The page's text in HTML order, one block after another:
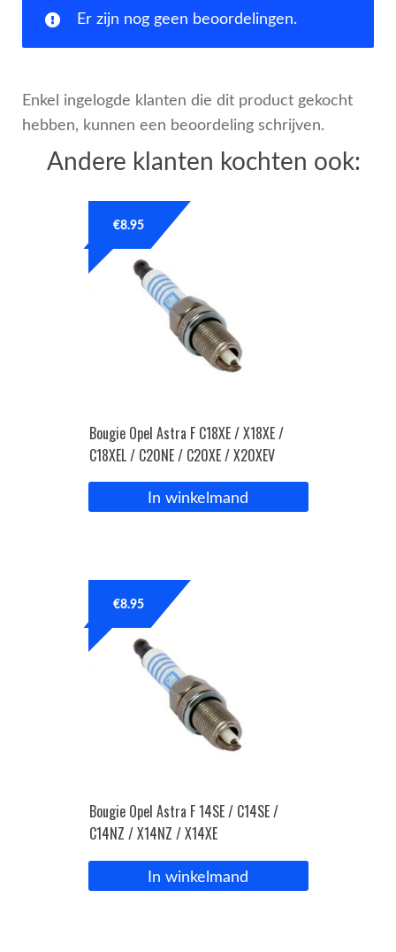
Er zijn nog geen beoordelingen.
Enkel ingelogde klanten die dit product gekocht
hebben, kunnen een beoordeling schrijven.
Andere klanten kochten ook:
Bougie Opel Astra F C18XE / X18XE /
C18XEL / C20NE / C20XE / X20XEV
€8.95
In winkelmand
Bougie Opel Astra F 14SE / C14SE /
C14NZ / X14NZ / X14XE
€8.95
In winkelmand